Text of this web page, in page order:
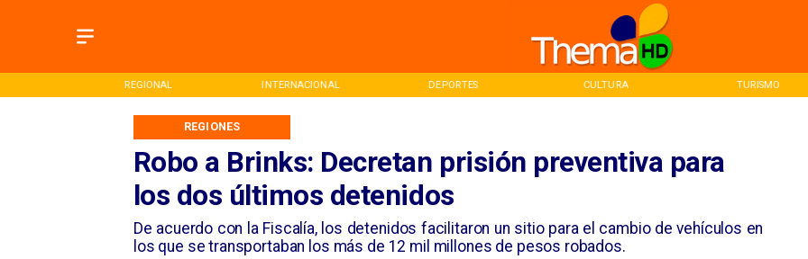
INTERNACIONAL DEPORTES CULTURA TURISMO INICIO
Robo a Brinks: Decretan prisión preventiva para
los dos últimos detenidos
De acuerdo con la Fiscalía, los detenidos facilitaron un sitio para el cambio de vehículos en
los que se transportaban los más de 12 mil millones de pesos robados.
REGIONES